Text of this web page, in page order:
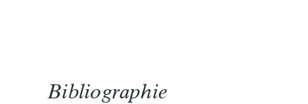
